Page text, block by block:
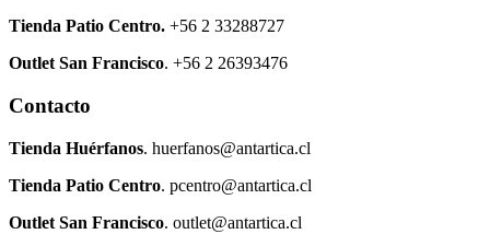
Tienda Patio Centro. +56 2 33288727
Outlet San Francisco. +56 2 26393476
Contacto
Tienda Huérfanos. huerfanos@antartica.cl
Tienda Patio Centro. pcentro@antartica.cl
Outlet San Francisco. outlet@antartica.cl